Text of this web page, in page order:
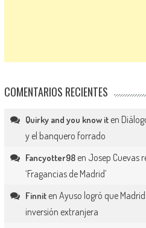
COMENTARIOS RECIENTES
Quirky and you know iten
y el banquero forrado
Fancyotter98en Josep Cuevas
‘Fragancias de Madrid’
Finniten Ayuso logró que
inversión extranjera